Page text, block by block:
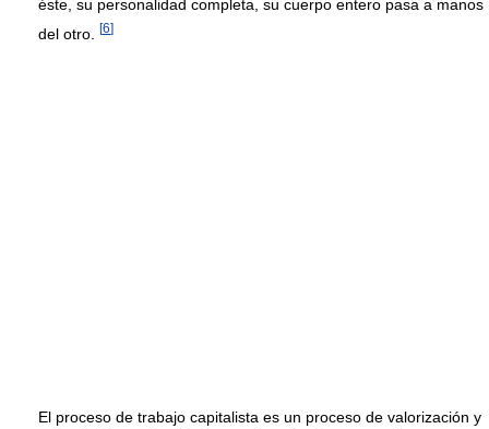
éste, su personalidad completa, su cuerpo entero pasa a manos
del otro.
[6]
El proceso de trabajo capitalista es un proceso de valorización y